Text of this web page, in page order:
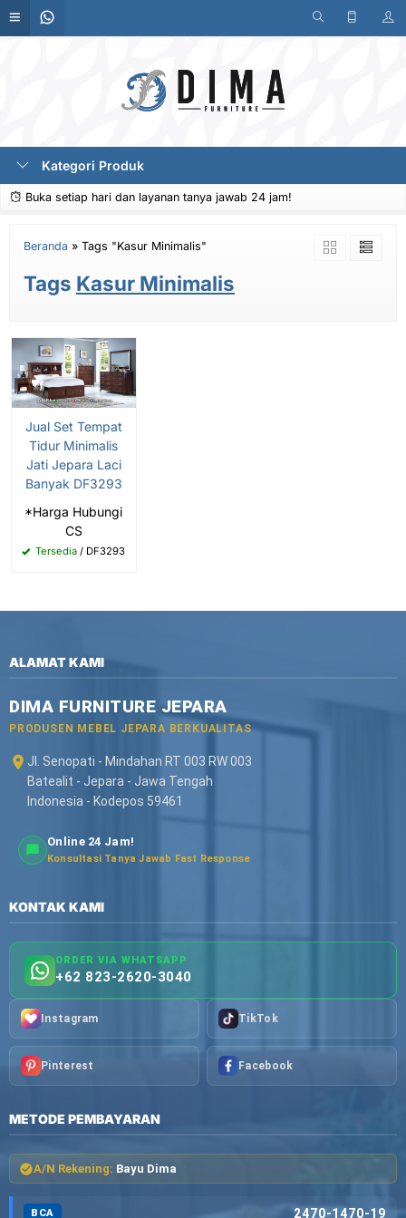
Kategori Produk
Buka setiap hari dan layanan tanya jawab 24 jam!
Beranda » Tags "Kasur Minimalis"
Tags Kasur Minimalis
Jual Set Tempat
Tidur Minimalis
Jati Jepara Laci
Banyak DF3293
*Harga Hubungi
CS
Tersedia / DF3293
ALAMAT KAMI
DIMA FURNITURE JEPARA
PRODUSEN MEBEL JEPARA BERKUALITAS
Jl. Senopati - Mindahan RT 003 RW 003
Batealit - Jepara - Jawa Tengah
Indonesia - Kodepos 59461
Online 24 Jam!
Konsultasi Tanya Jawab Fast Response
KONTAK KAMI
ORDER VIA WHATSAPP
+62 823-2620-3040
Instagram TikTok
Pinterest Facebook
METODE PEMBAYARAN
A/N Rekening: Bayu Dima
BCA 2470-1470-19